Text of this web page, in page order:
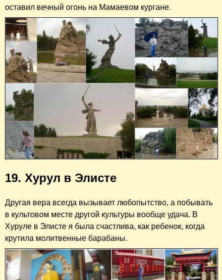
оставил вечный огонь на Мамаевом кургане.
19. Хурул в Элисте
Другая вера всегда вызывает любопытство, а побывать
в культовом месте другой культуры вообще удача. В
Хуруле в Элисте я была счастлива, как ребенок, когда
крутила молитвенные барабаны.